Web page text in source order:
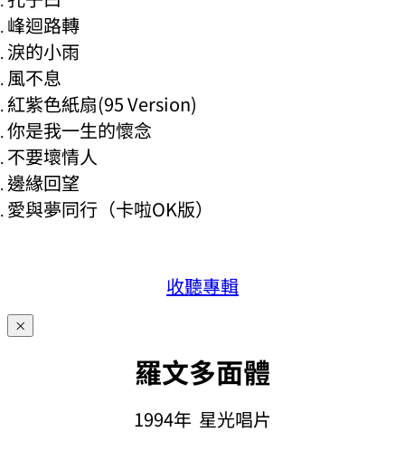
峰迴路轉
淚的小雨
風不息
紅紫色紙扇(95 Version)
你是我一生的懷念
不要壞情人
邊緣回望
愛與夢同行（卡啦OK版）
收聽專輯
×
羅文多面體
1994年 星光唱片